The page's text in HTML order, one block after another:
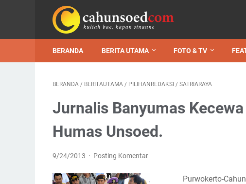
BERANDA BERITA UTAMA FOTO & TV
BERANDA / BERITAUTAMA / PILIHANREDAKSI / SATRIARAYA
Jurnalis Banyumas
Humas Unsoed.
9/24/2013 Posting Komentar
Purwokerto-